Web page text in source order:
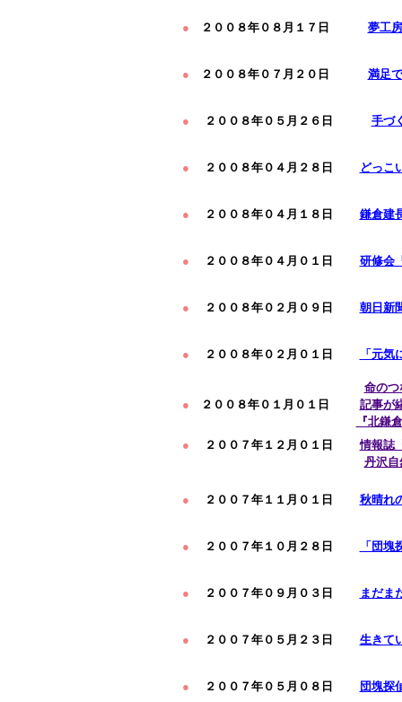
● ２００８年０８月１７日 夢工
● ２００８年０７月２０日 満足
● ２００８年０５月２６日 手づ
● ２００８年０４月２８日 どっこ
● ２００８年０４月１８日 鎌倉建
● ２００８年０４月０１日 研修会
● ２００８年０２月０９日 朝日新
● ２００８年０２月０１日 「元
命のつ
●
２００８年０１月０１日
記事が
『北鎌
●
２００７年１２月０１日情報誌
丹沢自
● ２００７年１１月０１日 秋晴れ
● ２００７年１０月２８日 「団
● ２００７年０９月０３日 まだま
● ２００７年０５月２３日 生きて
● ２００７年０５月０８日 団塊探